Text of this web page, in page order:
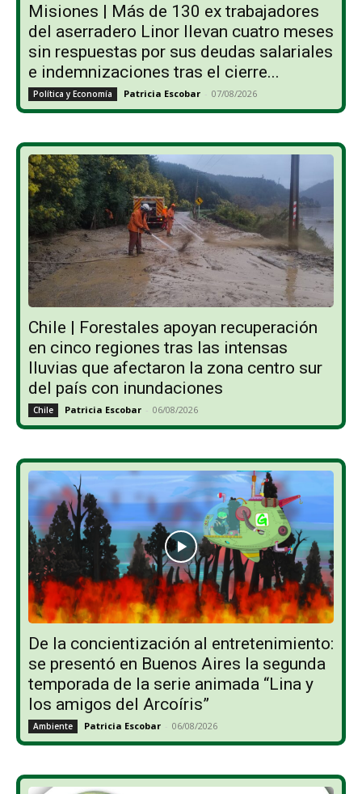
Misiones | Más de 130 ex trabajadores
del aserradero Linor llevan cuatro meses
sin respuestas por sus deudas salariales
e indemnizaciones tras el cierre...
Política y Economía Patricia Escobar - 07/08/2026
Chile | Forestales apoyan recuperación
en cinco regiones tras las intensas
lluvias que afectaron la zona centro sur
del país con inundaciones
Chile Patricia Escobar - 06/08/2026
De la concientización al entretenimiento:
se presentó en Buenos Aires la segunda
temporada de la serie animada “Lina y
los amigos del Arcoíris”
Ambiente Patricia Escobar - 06/08/2026